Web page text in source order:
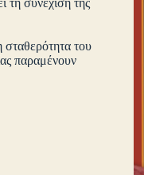
τη συνέχιση της
σταθερότητα του
παραμένουν